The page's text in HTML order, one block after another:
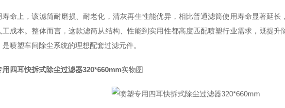
寿命上，该滤筒耐磨损、耐老化，清灰再生性能优异，相比普通滤筒使用寿命显著延
工成本。整体而言，这款滤筒从结构、性能到实用性都高度匹配喷塑行业需求，既提升
喷塑车间除尘系统的理想配套过滤元件。
用四耳快拆式除尘过滤器320*660mm实物图